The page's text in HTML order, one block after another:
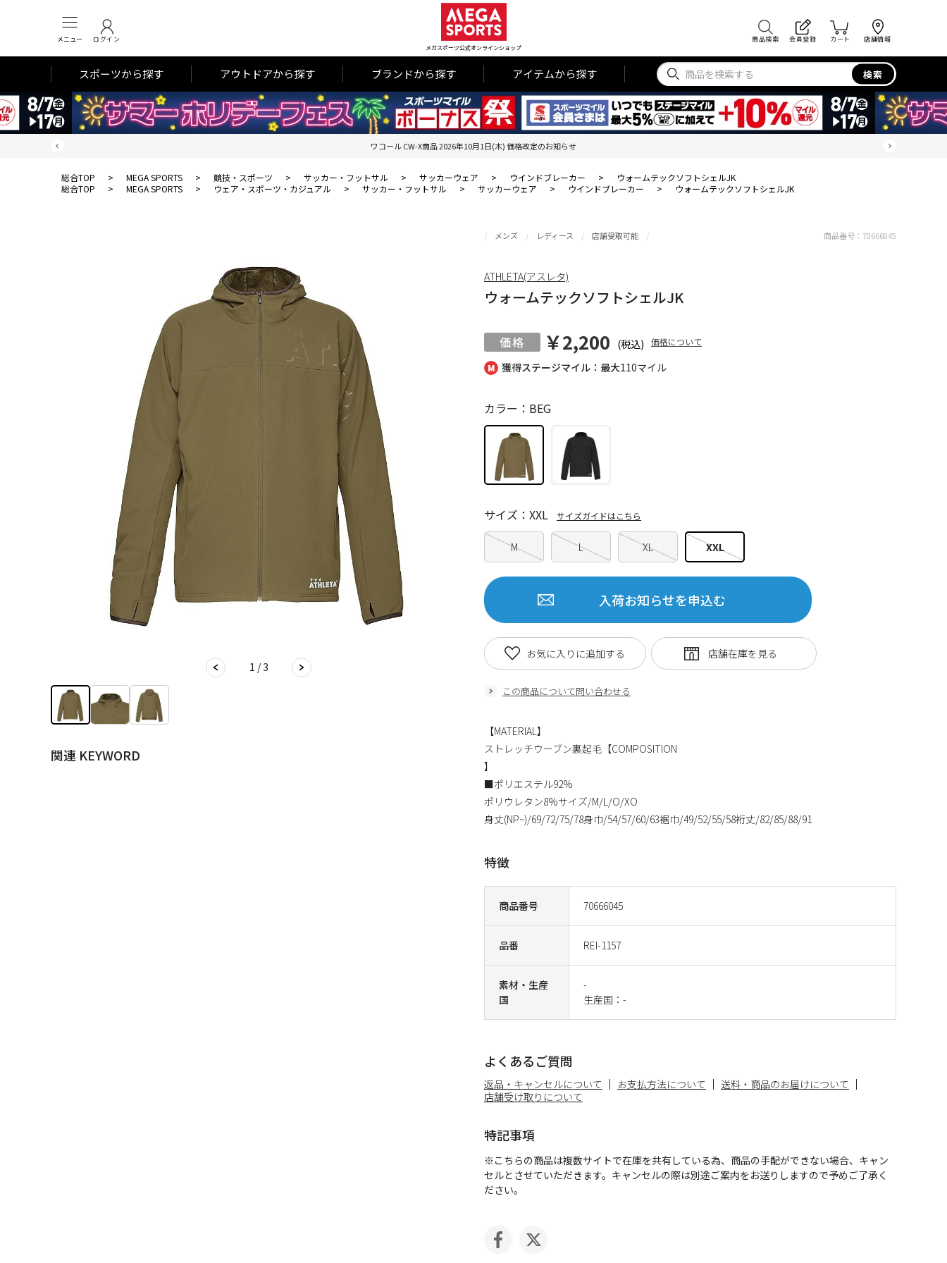
メニュー ログイン
メガスポーツ公式オンラインショップ
商品検索 会員登録 カート 店舗情報
スポーツから探す アウトドアから探す ブランドから探す アイテムから探す 検索
ワコール CW-X商品 2026年10月1日(木) 価格改定のお知らせ
総合TOP > MEGA SPORTS > 競技・スポーツ > サッカー・フットサル > サッカーウェア > ウインドブレーカー >
ウォームテックソフトシェルJK
総合TOP
> MEGA SPORTS > ウェア・スポーツ・カジュアル > サッカー・フットサル > サッカーウェア > ウインドブレーカー > ウォームテックソフトシェルJK
1 / 3
関連 KEYWORD
獲得ステージマイル：最大110マイル
メンズ レディース 店舗受取可能
ウォームテックソフトシェルJK
￥2,200 (税込) 価格について
商品番号 70666045
品番 REI-1157
素材・生産
国
-
生産国：-
カラー：BEG
M L XL XXL
サイズ：XXL サイズガイドはこちら
入荷お知らせを申込む
この商品について問い合わせる
お気に入りに追加する
商品番号： 70666045
ATHLETA(アスレタ)
【MATERIAL】
ストレッチウーブン裏起毛【COMPOSITION
】
■ポリエステル92%
ポリウレタン8%サイズ/M/L/O/XO
身丈(NP~)/69/72/75/78身巾/54/57/60/63裾巾/49/52/55/58裄丈/82/85/88/91
特徴
よくあるご質問
返品・キャンセルについて お支払方法について
送料・商品のお届けについて
店舗受け取りについて
特記事項
※こちらの商品は複数サイトで在庫を共有している為、商品の手配ができない場合、キャン
セルとさせていただきます。キャンセルの際は別途ご案内をお送りしますので予めご了承く
ださい。